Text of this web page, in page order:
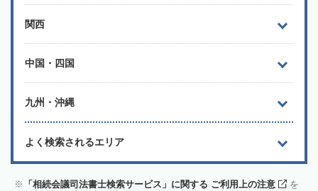
関西
中国・四国
九州・沖縄
よく検索されるエリア
「相続会議司法書士検索サービス」に関する ご利用上の注意
を